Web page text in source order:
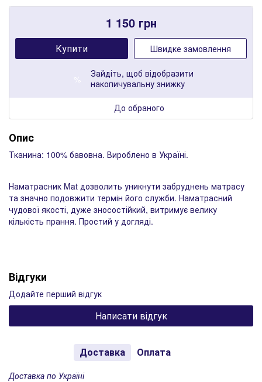
1 150грн
Купити Швидке замовлення
Зайдіть, щоб відобразити
накопичувальну знижку
До обраного
Опис
Тканина: 100% бавовна. Вироблено в Україні.
Наматрасник Mat дозволить уникнути забруднень матрасу
та значно подовжити термін його служби. Наматрасний
чудової якості, дуже зносостійкий, витримує велику
кількість прання. Простий у догляді.
Відгуки
Додайте перший відгук
Написати відгук
Доставка Оплата
Доставка по Україні